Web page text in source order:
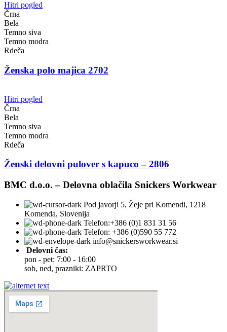
Hitri pogled
Črna
Bela
Temno siva
Temno modra
Rdeča
Ženska polo majica 2702
Hitri pogled
Črna
Bela
Temno siva
Temno modra
Rdeča
Ženski delovni pulover s kapuco – 2806
BMC d.o.o. – Delovna oblačila Snickers Workwear
Pod javorji 5, Žeje pri Komendi, 1218
Komenda, Slovenija
Telefon:+386 (0)1 831 31 56
Telefon: +386 (0)590 55 772
info@snickersworkwear.si
Delovni čas:
pon - pet: 7:00 - 16:00
sob, ned, prazniki: ZAPRTO